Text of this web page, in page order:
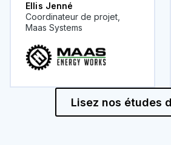
Ellis Jenné
Coordinateur de projet,
Maas Systems
Lisez nos études